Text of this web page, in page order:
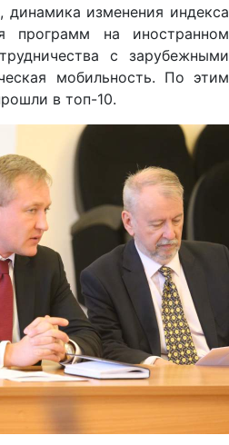
динамика изменения индекса
программ на иностранном
с зарубежными
мобильность. По этим
в топ-10.